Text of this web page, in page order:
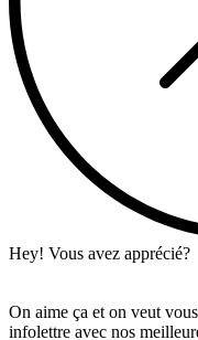
Hey! Vous avez apprécié?
On aime ça et on veut
infolettre avec nos